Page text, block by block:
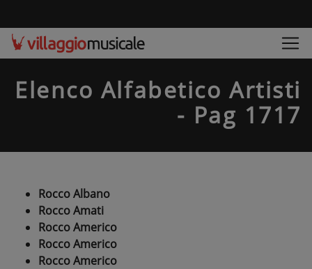
Elenco Alfabetico Artisti
- Pag 1717
Rocco Albano
Rocco Amati
Rocco Americo
Rocco Americo
Rocco Americo